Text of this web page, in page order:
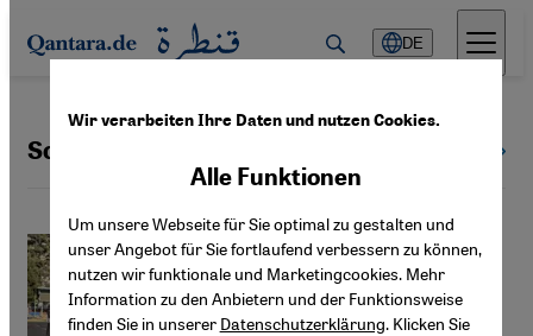
Direkt zum Inhalt springen
DE
Scharia
Wir verarbeiten Ihre Daten und nutzen Cookies.
Alle Funktionen
Um unsere Webseite für Sie optimal zu gestalten und
unser Angebot für Sie fortlaufend verbessern zu können,
nutzen wir funktionale und Marketingcookies. Mehr
Information zu den Anbietern und der Funktionsweise
finden Sie in unserer Datenschutzerklärung. Klicken Sie